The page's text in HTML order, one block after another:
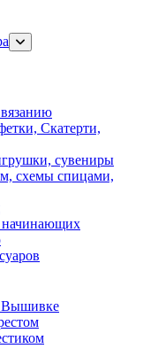
Скатерти,
сувениры
схемы спицами,
начинающих